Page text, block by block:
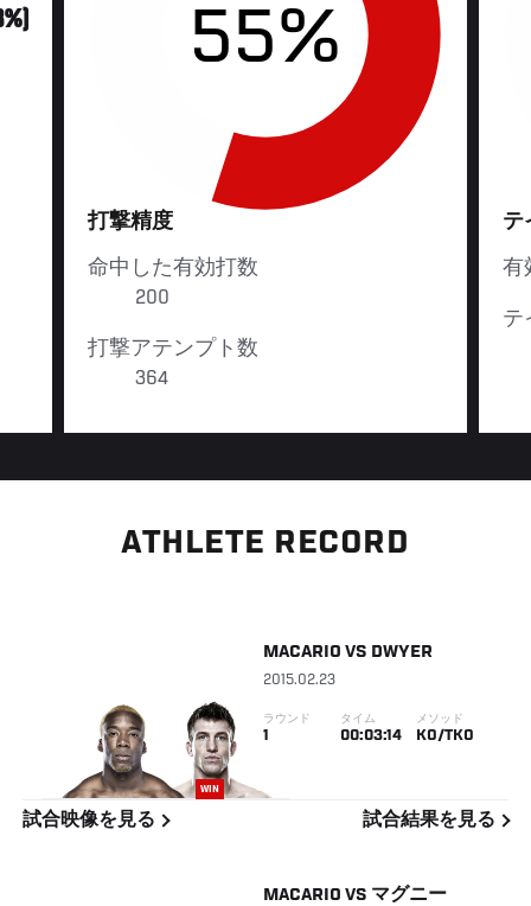
55%
打撃精度
命中した有効打数
200
打撃アテンプト数
364
テ
有
テ
ATHLETE RECORD
WIN
MACARIO VS DWYER
2015.02.23
ラウンド
1
タイム
00:03:14
メソッド
KO/TKO
試合映像を見る 試合結果を見る
MACARIO VS マグニー